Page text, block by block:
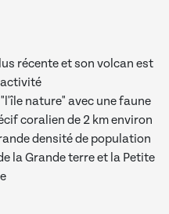
récente et son volcan est
activité
nature" avec une faune
coralien de 2 km environ
densité de population
la Grande terre et la Petite